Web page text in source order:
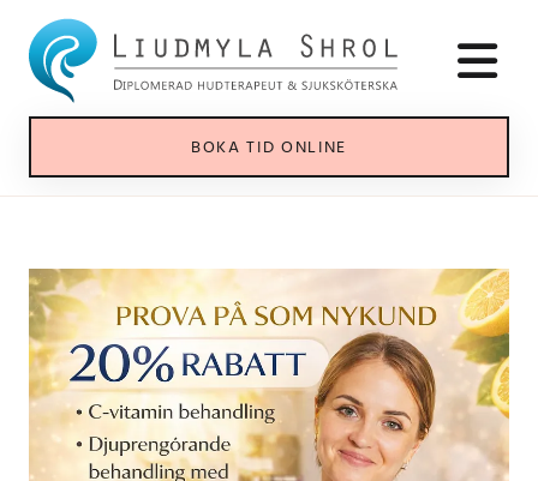
BOKA TID ONLINE